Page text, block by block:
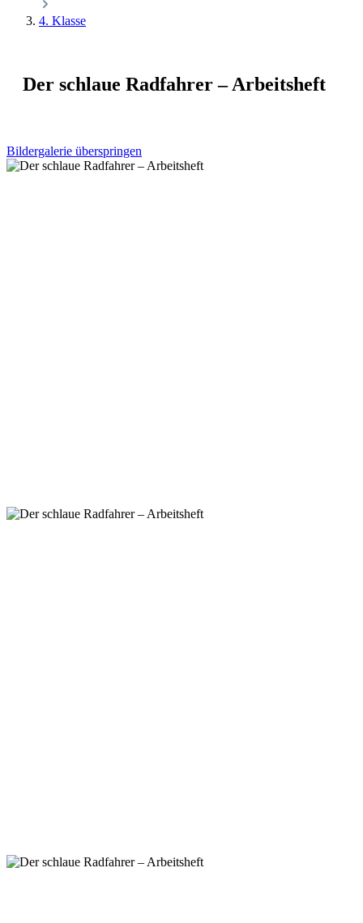
4. Klasse
Der schlaue Radfahrer – Arbeitsheft
Bildergalerie überspringen